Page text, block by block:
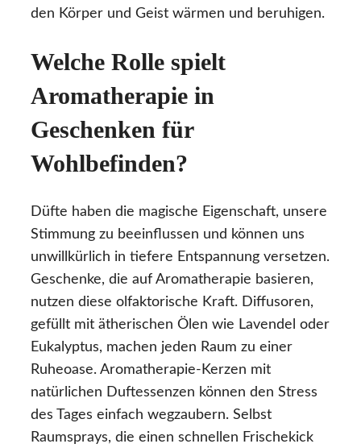
den Körper und Geist wärmen und beruhigen.
Welche Rolle spielt
Aromatherapie in
Geschenken für
Wohlbefinden?
Düfte haben die magische Eigenschaft, unsere
Stimmung zu beeinflussen und können uns
unwillkürlich in tiefere Entspannung versetzen.
Geschenke, die auf Aromatherapie basieren,
nutzen diese olfaktorische Kraft. Diffusoren,
gefüllt mit ätherischen Ölen wie Lavendel oder
Eukalyptus, machen jeden Raum zu einer
Ruheoase. Aromatherapie-Kerzen mit
natürlichen Duftessenzen können den Stress
des Tages einfach wegzaubern. Selbst
Raumsprays, die einen schnellen Frischekick